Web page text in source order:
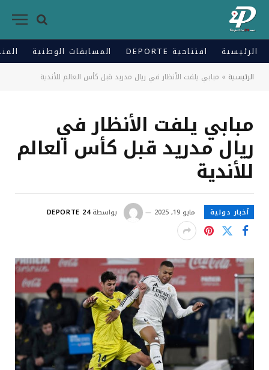
الرئيسية افتتاحية DEPORTE المسابقات الوطنية
الرئيسية » مبابي يلفت الأنظار في ريال مدريد قبل كأس العالم للأندية
مبابي يلفت الأنظار في
ريال مدريد قبل كأس العالم
للأندية
أخبار دولية مايو 19, 2025 بواسطة DEPORTE 24